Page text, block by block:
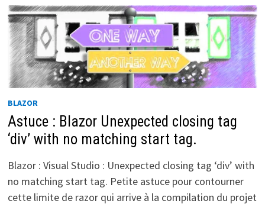
APP
BLAZOR
BLAZOR
Astuce : Blazor Unexpected closing tag
‘div’ with no matching start tag.
Blazor : Visual Studio : Unexpected closing tag ‘div’ with
no matching start tag. Petite astuce pour contourner
cette limite de razor qui arrive à la compilation du projet